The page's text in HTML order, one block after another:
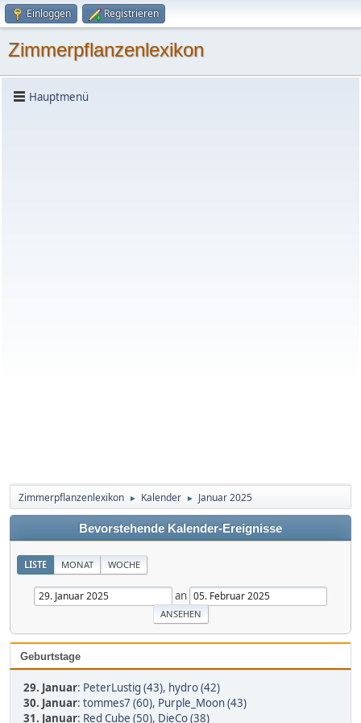
Einloggen Registrieren
Zimmerpflanzenlexikon
Hauptmenü
Zimmerpflanzenlexikon ► Kalender ► Januar 2025
Bevorstehende Kalender-Ereignisse
LISTE MONAT WOCHE
an
Geburtstage
29. Januar: PeterLustig (43), hydro (42)
30. Januar: tommes7 (60), Purple_Moon (43)
31. Januar: Red Cube (50), DieCo (38)